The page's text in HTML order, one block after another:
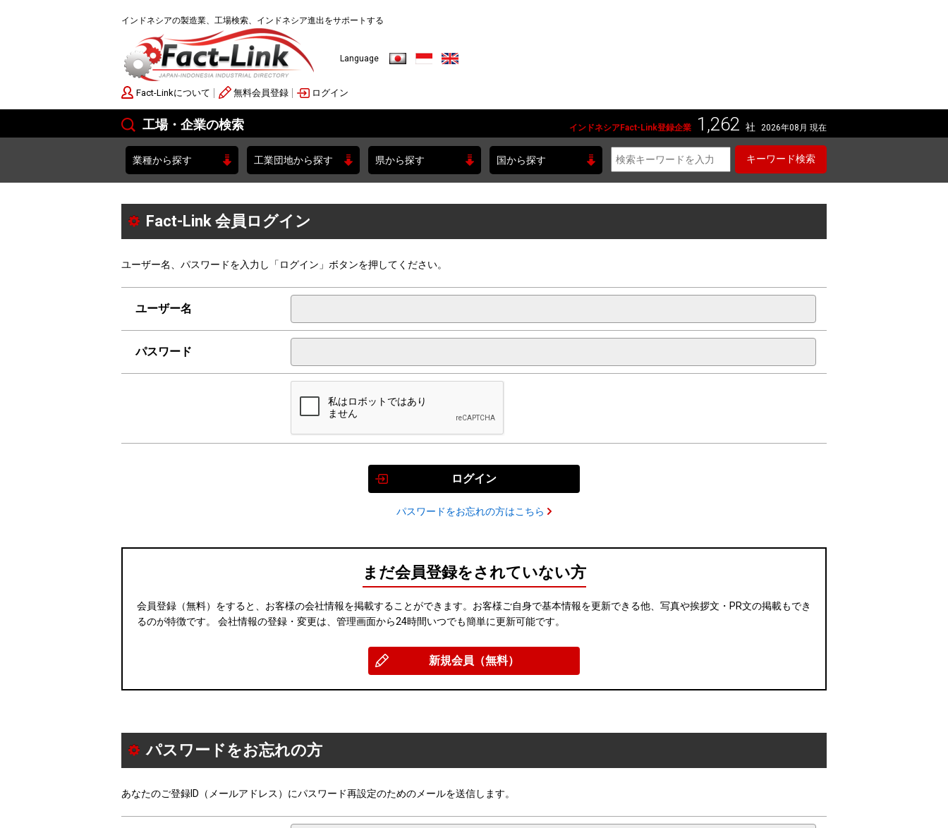
インドネシアの製造業、工場検索、インドネシア進出をサポートする
Language 日本語 Indonesia
Fact-Linkについて 無料会員登録 ログイン
工場・企業の検索 インドネシアFact-Link登録企業 1,262 社 2026年08月 現在
業種から探す 工業団地から探す 県から探す 国から探す キーワード検索
Fact-Link 会員ログイン
ユーザー名、パスワードを入力し「ログイン」ボタンを押してください。
ユーザー名
パスワード
ログイン
パスワードをお忘れの方はこちら
まだ会員登録をされていない方
会員登録（無料）をすると、お客様の会社情報を掲載することができます。お客様ご自身で基本情報を更新できる他、写真や挨拶文・PR文の掲載もでき
るのが特徴です。 会社情報の登録・変更は、管理画面から24時間いつでも簡単に更新可能です。
新規会員（無料）
パスワードをお忘れの方
あなたのご登録ID（メールアドレス）にパスワード再設定のためのメールを送信します。